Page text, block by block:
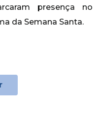
presença no
da Semana Santa.